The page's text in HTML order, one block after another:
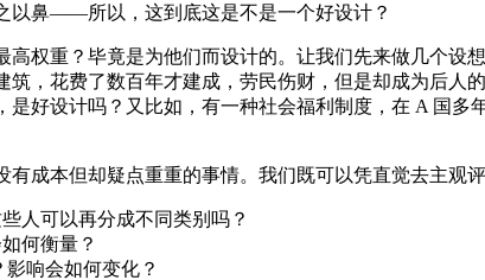
以鼻——所以，这到底这是不是一个好设计？
权重？毕竟是为他们而设计的。让我们先来做几个
，花费了数百年才建成，劳民伤财，但是却成为后
好设计吗？又比如，有一种社会福利制度，在 A 国
成本但却疑点重重的事情。我们既可以凭直觉去主观
人可以再分成不同类别吗？
何衡量？
响会如何变化？